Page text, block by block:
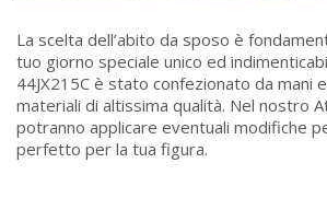
La scelta dell’abito da sposo è
tuo giorno speciale unico ed
44JX215C è stato confezionato da mani
materiali di altissima qualità. Nel nostro
potranno applicare eventuali modifiche
perfetto per la tua figura.